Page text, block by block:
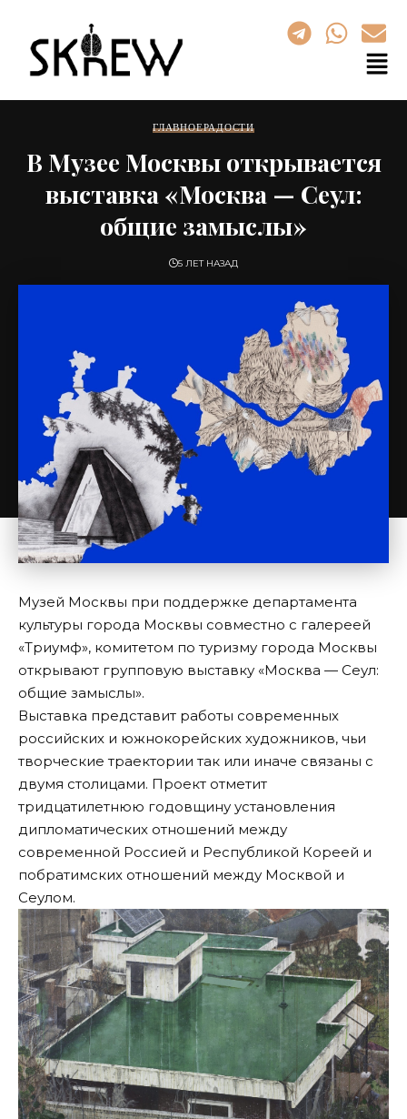
ГЛАВНОЕРАДОСТИ
В Музее Москвы открывается
выставка «Москва — Сеул:
общие замыслы»
5 ЛЕТ НАЗАД
Музей Москвы при поддержке департамента
культуры города Москвы совместно с галереей
«Триумф», комитетом по туризму города Москвы
открывают групповую выставку «Москва — Сеул:
общие замыслы».
Выставка представит работы современных
российских и южнокорейских художников, чьи
творческие траектории так или иначе связаны с
двумя столицами. Проект отметит
тридцатилетнюю годовщину установления
дипломатических отношений между
современной Россией и Республикой Кореей и
побратимских отношений между Москвой и
Сеулом.